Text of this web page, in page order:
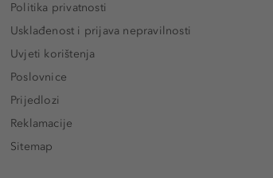
Politika privatnosti
Usklađenost i prijava nepravilnosti
Uvjeti korištenja
Poslovnice
Prijedlozi
Reklamacije
Sitemap